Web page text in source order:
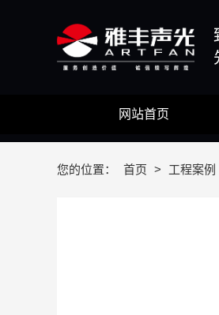
网站首页
您的位置： 首页 > 工程案例